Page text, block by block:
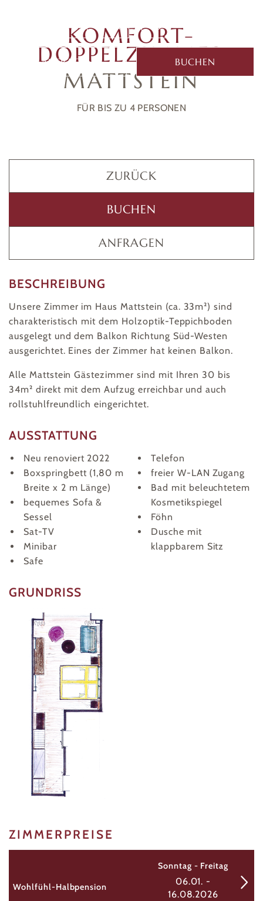
ANFRAGEN BUCHEN
KOMFORT-
DOPPELZIMMER
MATTSTEIN
FÜR BIS ZU 4 PERSONEN
ZURÜCK
BUCHEN
ANFRAGEN
BESCHREIBUNG
Unsere Zimmer im Haus Mattstein (ca. 33m²) sind
charakteristisch mit dem Holzoptik-Teppichboden
ausgelegt und dem Balkon Richtung Süd-Westen
ausgerichtet. Eines der Zimmer hat keinen Balkon.
Alle Mattstein Gästezimmer sind mit Ihren 30 bis
34m² direkt mit dem Aufzug erreichbar und auch
rollstuhlfreundlich eingerichtet.
AUSSTATTUNG
Neu renoviert 2022
Boxspringbett (1,80 m
Breite x 2 m Länge)
bequemes Sofa &
Sessel
Sat-TV
Minibar
Safe
Telefon
freier W-LAN Zugang
Bad mit beleuchtetem
Kosmetikspiegel
Föhn
Dusche mit
klappbarem Sitz
GRUNDRISS
ZIMMERPREISE
Wohlfühl-Halbpension
Sonntag - Freitag
06.01. -
16.08.2026